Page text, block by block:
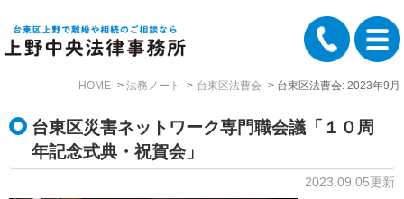
HOME 法務ノート 台東区法曹会 台東区法曹会: 2023年9月
台東区災害ネットワーク専門職会議「１０周
年記念式典・祝賀会」
2023.09.05更新